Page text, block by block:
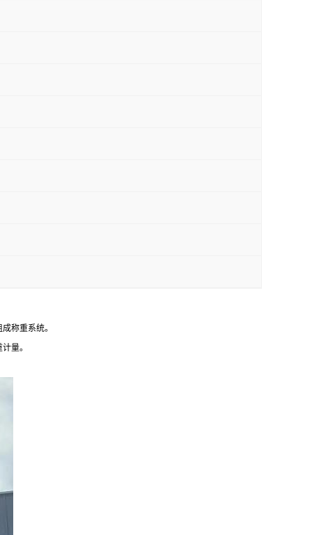
称重系统。
量。